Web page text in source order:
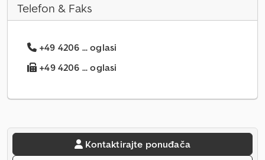
Telefon & Faks
+49 4206 ... oglasi
+49 4206 ... oglasi
Kontaktirajte ponuđača